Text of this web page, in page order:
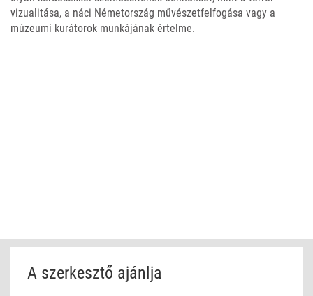
vizualitása, a náci Németország művészetfelfogása vagy a
múzeumi kurátorok munkájának értelme.
A szerkesztő ajánlja